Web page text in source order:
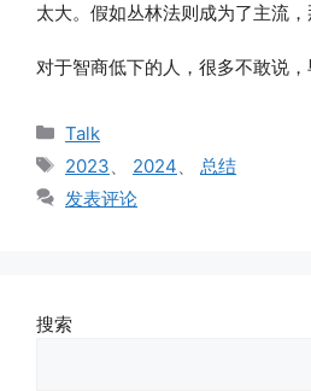
太大。假如丛林法则成为了主流，
对于智商低下的人，很多不敢说，
分
类
Talk
标
签
2023 2024
总结
发表评论
搜索